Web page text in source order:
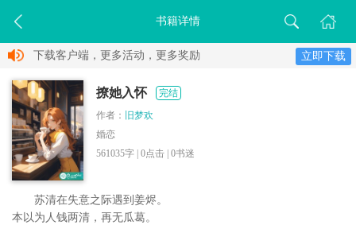
书籍详情
下载客户端，更多活动，更多奖励 立即下载
撩她入怀
完结
作者：
旧梦欢
婚恋
561035字 | 0点击 | 0书迷
苏清在失意之际遇到姜烬。
本以为人钱两清，再无瓜葛。